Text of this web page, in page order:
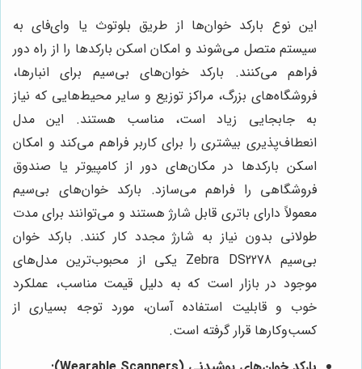
این نوع بارکد خوان‌ها از طریق بلوتوث یا وای‌فای به
سیستم متصل می‌شوند و امکان اسکن بارکدها را از راه دور
فراهم می‌کنند. بارکد خوان‌های بی‌سیم برای انبارها،
فروشگاه‌های بزرگ، مراکز توزیع و سایر محیط‌هایی که نیاز
به جابجایی زیاد است، مناسب هستند. این مدل
انعطاف‌پذیری بیشتری را برای کاربر فراهم می‌کند و امکان
اسکن بارکدها در مکان‌های دور از کامپیوتر یا صندوق
فروشگاهی را فراهم می‌سازد. بارکد خوان‌های بی‌سیم
معمولاً دارای باتری قابل شارژ هستند و می‌توانند برای مدت
طولانی بدون نیاز به شارژ مجدد کار کنند. بارکد خوان
بی‌سیم Zebra DS2278 یکی از محبوب‌ترین مدل‌های
موجود در بازار است که به دلیل قیمت مناسب، عملکرد
خوب و قابلیت استفاده آسان، مورد توجه بسیاری از
کسب‌وکارها قرار گرفته است.